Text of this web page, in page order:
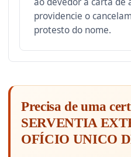
providencie o
protesto do nome.
Precisa de uma
SERVENTIA
OFÍCIO UNICO